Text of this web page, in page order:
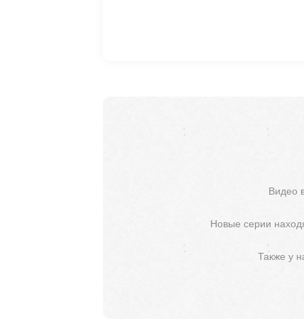
Видео
Новые серии
Также у